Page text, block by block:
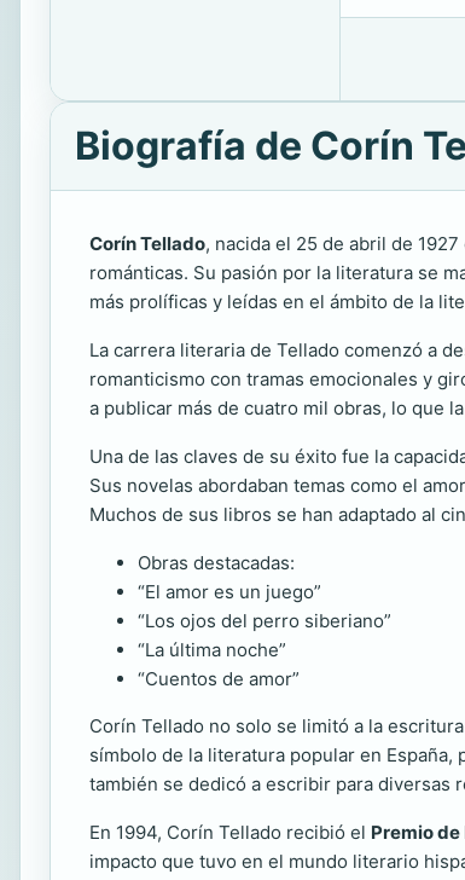
Biografía de Corín
Corín Tellado, nacida el 25 de abril de
románticas. Su pasión por la literatura se
más prolíficas y leídas en el ámbito de la
La carrera literaria de Tellado comenzó a
romanticismo con tramas emocionales y
a publicar más de cuatro mil obras, lo que
Una de las claves de su éxito fue la
Sus novelas abordaban temas como el
Muchos de sus libros se han adaptado al
Obras destacadas:
“El amor es un juego”
“Los ojos del perro siberiano”
“La última noche”
“Cuentos de amor”
Corín Tellado no solo se limitó a la
símbolo de la literatura popular en
también se dedicó a escribir para diversas
En 1994, Corín Tellado recibió el Premio de
impacto que tuvo en el mundo literario